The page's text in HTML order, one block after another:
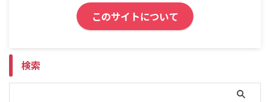
このサイトについて
検索